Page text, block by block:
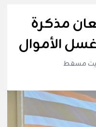
مذكرة
الأموال